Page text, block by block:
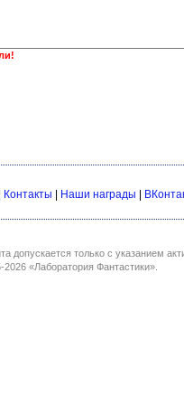
Контакты | Наши награды |
допускается только с указанием
2026 «Лаборатория Фантастики».